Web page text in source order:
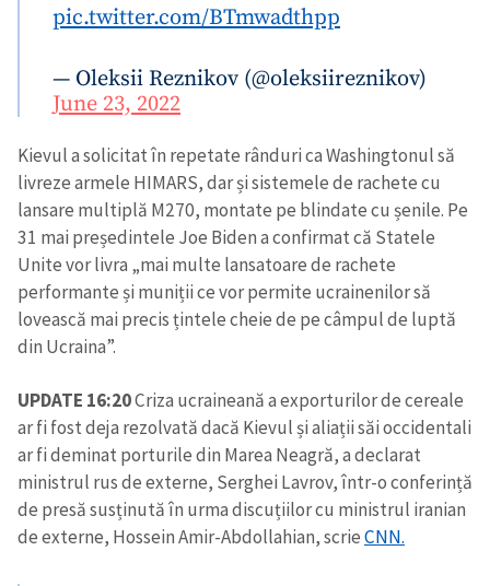
pic.twitter.com/BTmwadthpp
— Oleksii Reznikov (@oleksiireznikov)
June 23, 2022
Kievul a solicitat în repetate rânduri ca Washingtonul să
livreze armele HIMARS, dar și sistemele de rachete cu
lansare multiplă M270, montate pe blindate cu șenile. Pe
31 mai președintele Joe Biden a confirmat că Statele
Unite vor livra „mai multe lansatoare de rachete
performante și muniții ce vor permite ucrainenilor să
lovească mai precis țintele cheie de pe câmpul de luptă
din Ucraina”.
UPDATE 16:20Criza ucraineană a exporturilor de cereale
ar fi fost deja rezolvată dacă Kievul și aliații săi occidentali
ar fi deminat porturile din Marea Neagră, a declarat
ministrul rus de externe, Serghei Lavrov, într-o conferință
de presă susținută în urma discuțiilor cu ministrul iranian
de externe, Hossein Amir-Abdollahian, scrieCNN.